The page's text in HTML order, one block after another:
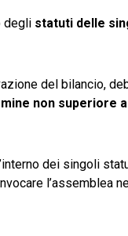
degli statuti delle
del bilancio,
non superiore
dei singoli
l’assemblea